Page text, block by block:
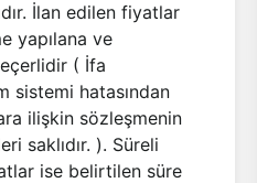
İlan edilen fiyatlar
yapılana ve
( İfa
sistemi hatasından
ilişkin sözleşmenin
saklıdır. ). Süreli
ise belirtilen süre